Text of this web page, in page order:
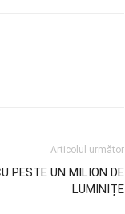
Articolul următor
PESTE UN MILION DE
LUMINIȚE